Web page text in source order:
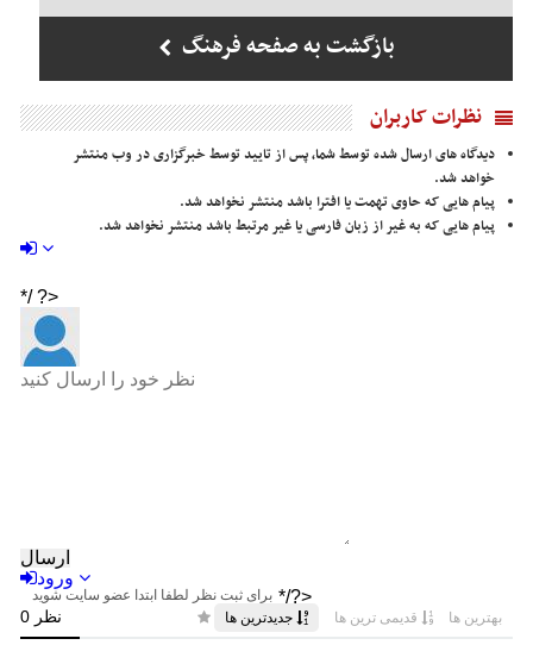
بازگشت به صفحه فرهنگ
نظرات کاربران
دیدگاه های ارسال شده توسط شما، پس از تایید توسط خبرگزاری در وب منتشر
خواهد شد.
پیام هایی که حاوی تهمت یا افترا باشد منتشر نخواهد شد.
پیام هایی که به غیر از زبان فارسی یا غیر مرتبط باشد منتشر نخواهد شد.